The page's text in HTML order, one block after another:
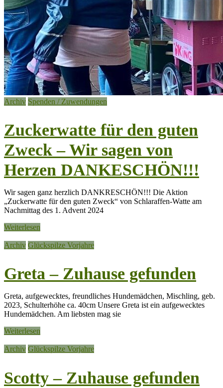
Archiv Spenden / Zuwendungen
Zuckerwatte für den guten
Zweck – Wir sagen von
Herzen DANKESCHÖN!!!
Wir sagen ganz herzlich DANKRESCHÖN!!! Die Aktion
„Zuckerwatte für den guten Zweck“ von Schlaraffen-Watte am
Nachmittag des 1. Advent 2024
Weiterlesen
Archiv Glückspilze Vorjahre
Greta – Zuhause gefunden
Greta, aufgewecktes, freundliches Hundemädchen, Mischling, geb.
2023, Schulterhöhe ca. 40cm Unsere Greta ist ein aufgewecktes
Hundemädchen. Am liebsten mag sie
Weiterlesen
Archiv Glückspilze Vorjahre
Scotty – Zuhause gefunden